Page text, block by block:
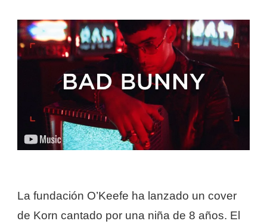
La fundación O’Keefe ha lanzado un cover
de Korn cantado por una niña de 8 años. El